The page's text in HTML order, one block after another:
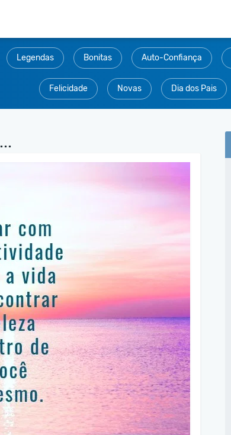
Legendas Bonitas Auto-Confiança
Felicidade Novas Dia dos Pais